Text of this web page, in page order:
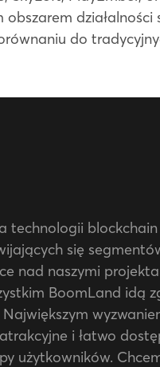
do
technologii
się
nad naszymi
BoomLand idą
i łatwo
użytkowników.